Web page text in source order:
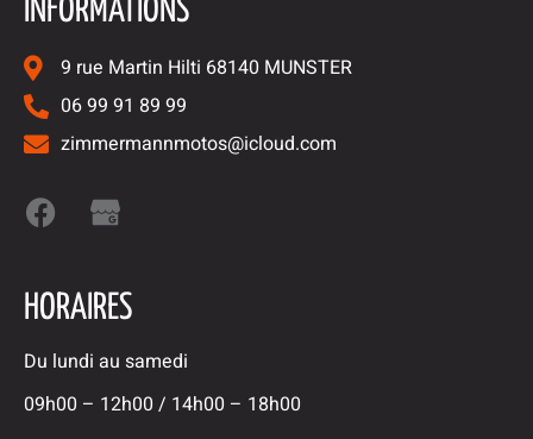
INFORMATIONS
9 rue Martin Hilti 68140 MUNSTER
06 99 91 89 99
zimmermannmotos@icloud.com
HORAIRES
Du lundi au samedi
09h00 – 12h00 / 14h00 – 18h00